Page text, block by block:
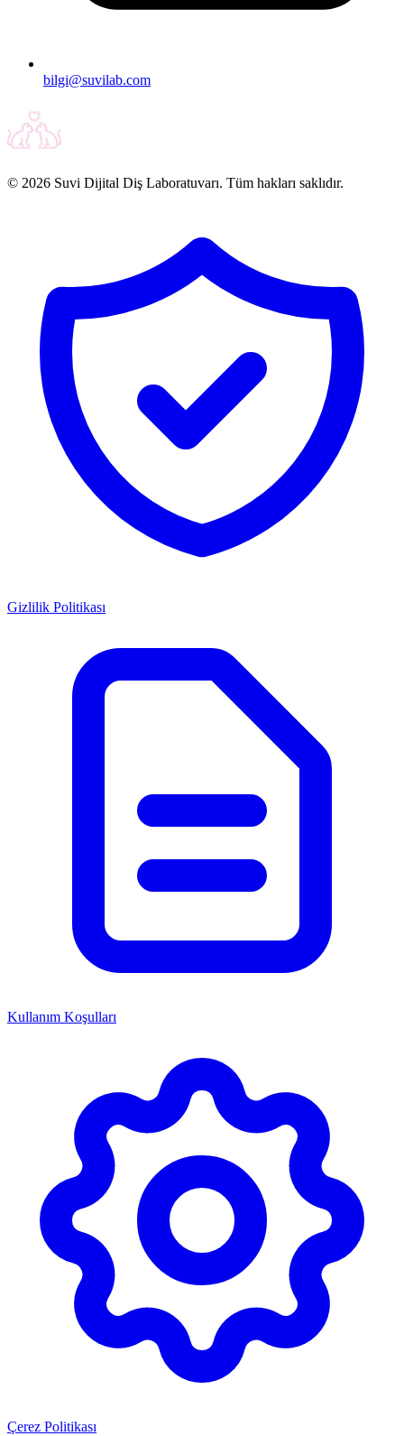
bilgi@suvilab.com
© 2026 Suvi Dijital Diş Laboratuvarı. Tüm hakları saklıdır.
Gizlilik Politikası
Kullanım Koşulları
Çerez Politikası